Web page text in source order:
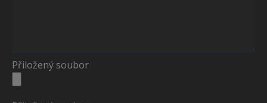
Přiložený soubor